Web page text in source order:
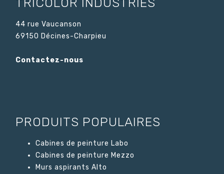
44 rue Vaucanson
69150 Décines-Charpieu
Contactez-nous
PRODUITS POPULAIRES
Cabines de peinture Labo
Cabines de peinture Mezzo
Murs aspirants Alto